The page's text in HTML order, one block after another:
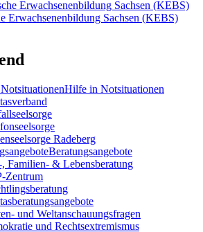
Erwachsenenbildung Sachsen (KEBS)
Hilfe in Notsituationen
Radeberg
Beratungsangebote
, Familien- & Lebensberatung
Zentrum
und Weltanschauungsfragen
und Rechtsextremismus